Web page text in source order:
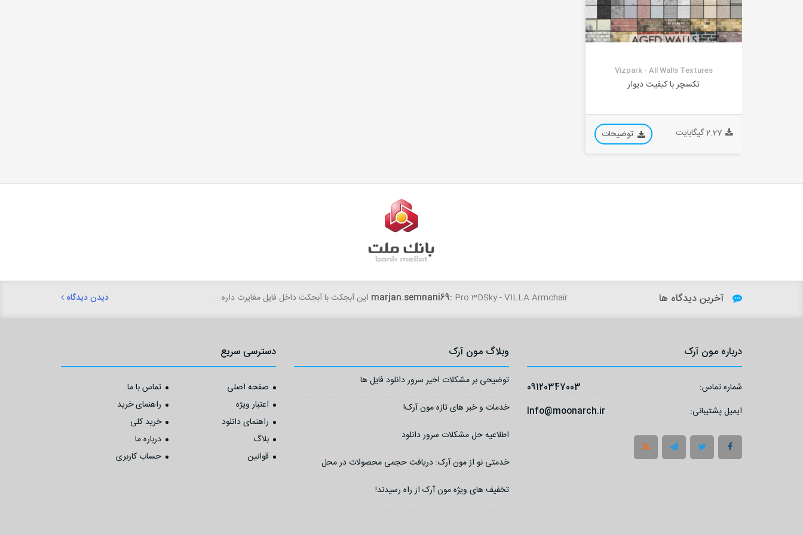
Vizpark - All Walls Textures
تکسچر با کیفیت دیوار
2.27 گیگابایت توضیحات
آخرین دیدگاه ها marjan.semnani69: Pro 3DSky - VILLA Armchair این آبجکت با آبجکت داخل فایل مغایرت داره... دیدن دیدگاه
درباره مون آرک
شماره تماس:
09120347003
ایمیل پشتیبانی:
Info@moonarch.ir
وبلاگ مون آرک
توضیحی بر مشکلات اخیر سرور دانلود فایل ها
خدمات و خبر های تازه مون آرک!
اطلاعیه حل مشکلات سرور دانلود
خدمتی نو از مون آرک: دریافت حجمی محصولات در محل
تخفیف های ویژه مون آرک از راه رسیدند!
دسترسی سریع
صفحه اصلی
تماس با ما
اعتبار ویژه
راهنمای خرید
راهنمای دانلود
خرید کلی
بلاگ
درباره ما
قوانین
حساب کاربری